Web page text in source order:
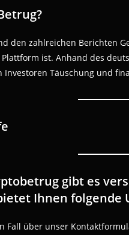
den zahlreichen Berichten
ist. Anhand des
Investoren Täuschung und
gibt es
Ihnen folgende
Fall über unser